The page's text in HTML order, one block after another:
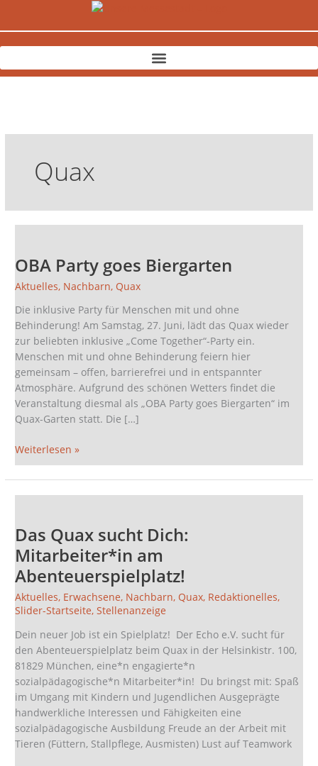
Quax
OBA Party goes Biergarten
Aktuelles, Nachbarn, Quax
Die inklusive Party für Menschen mit und ohne
Behinderung! Am Samstag, 27. Juni, lädt das Quax wieder
zur beliebten inklusive „Come Together“-Party ein.
Menschen mit und ohne Behinderung feiern hier
gemeinsam – offen, barrierefrei und in entspannter
Atmosphäre. Aufgrund des schönen Wetters findet die
Veranstaltung diesmal als „OBA Party goes Biergarten“ im
Quax-Garten statt. Die […]
goes
Weiterlesen »
Das Quax sucht Dich:
Mitarbeiter*in am
Abenteuerspielplatz!
Aktuelles, Erwachsene, Nachbarn, Quax, Redaktionelles,
Slider-Startseite,Stellenanzeige
Dein neuer Job ist ein Spielplatz! Der Echo e.V. sucht für
den Abenteuerspielplatz beim Quax in der Helsinkistr. 100,
81829 München, eine*n engagierte*n
sozialpädagogische*n Mitarbeiter*in! Du bringst mit: Spaß
im Umgang mit Kindern und Jugendlichen Ausgeprägte
handwerkliche Interessen und Fähigkeiten eine
sozialpädagogische Ausbildung Freude an der Arbeit mit
Tieren (Füttern, Stallpflege, Ausmisten) Lust auf Teamwork
sucht
Dich:
Mitarbeiter*in
am
Abenteuerspielplatz!